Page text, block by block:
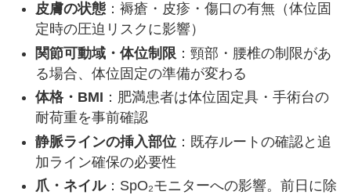
皮膚の状態：褥瘡・皮疹・傷口の有無（体位固
定時の圧迫リスクに影響）
関節可動域・体位制限 ：頸部・腰椎の制限があ
る場合、体位固定の準備が変わる
体格・BMI ：肥満患者は体位固定具・手術台の
耐荷重を事前確認
静脈ラインの挿入部位 ：既存ルートの確認と追
加ライン確保の必要性
爪・ネイル：SpO₂モニターへの影響。前日に除